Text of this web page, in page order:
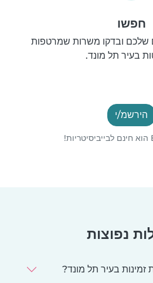
חפשו
שלכם ובדקו משרות שמרטפות
בעיר תל מונד.
הירשמ/י
נפוצות
בעיר תל מונד?